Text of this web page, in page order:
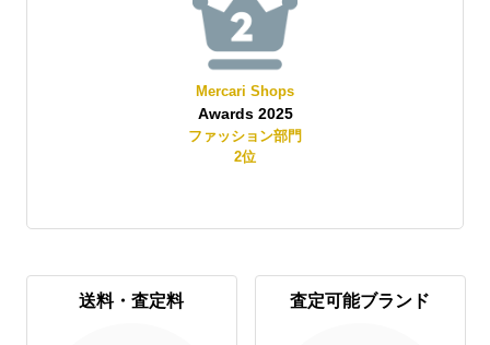
Mercari Shops
Awards 2025
ファッション部門
2位
送料・査定料 査定可能ブランド